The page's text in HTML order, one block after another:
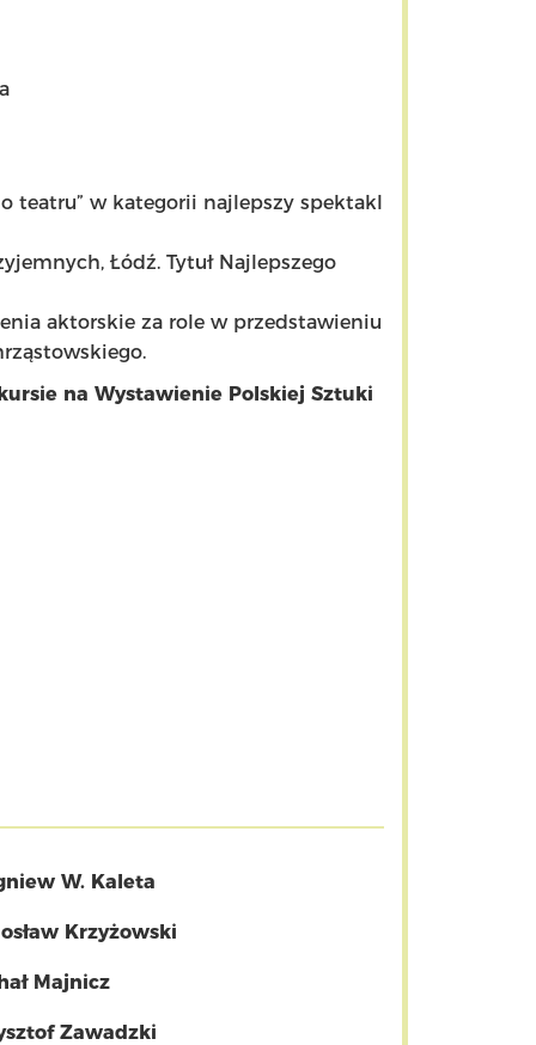
teatru” w kategorii najlepszy spektakl
Łódź. Tytuł Najlepszego
aktorskie za role w przedstawieniu
na Wystawienie Polskiej Sztuki
W. Kaleta
Krzyżowski
Majnicz
Zawadzki